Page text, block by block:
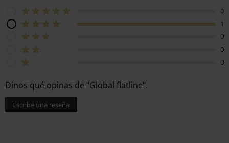
0
1
0
0
0
Dinos qué opinas de "Global flatline".
Escribe una reseña